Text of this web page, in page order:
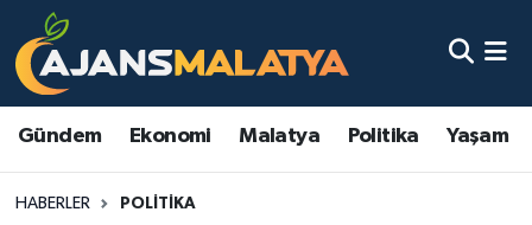
Gündem Ekonomi Malatya Politika Yaşam
HABERLER POLITIKA
Asayiş
Eğitim
Malatya Nöbetçi Eczaneler
Malatya Namaz Vakitleri